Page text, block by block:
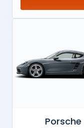
Porsche